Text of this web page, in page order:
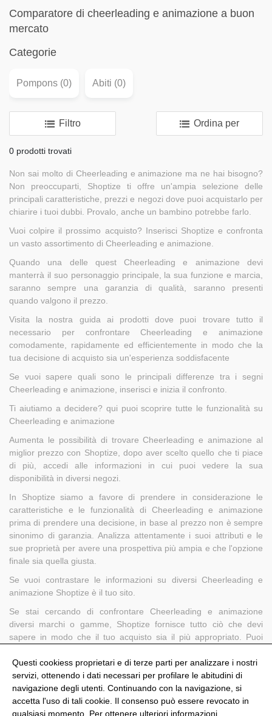
Comparatore di cheerleading e animazione a buon
mercato
Categorie
Pompons (0) Abiti (0)
Filtro Ordina per
0 prodotti trovati
Non sai molto di Cheerleading e animazione ma ne hai bisogno?
Non preoccuparti, Shoptize ti offre un'ampia selezione delle
principali caratteristiche, prezzi e negozi dove puoi acquistarlo per
chiarire i tuoi dubbi. Provalo, anche un bambino potrebbe farlo.
Vuoi colpire il prossimo acquisto? Inserisci Shoptize e confronta
un vasto assortimento di Cheerleading e animazione.
Quando una delle quest Cheerleading e animazione devi
manterrà il suo personaggio principale, la sua funzione e marcia,
saranno sempre una garanzia di qualità, saranno presenti
quando valgono il prezzo.
Visita la nostra guida ai prodotti dove puoi trovare tutto il
necessario per confrontare Cheerleading e animazione
comodamente, rapidamente ed efficientemente in modo che la
tua decisione di acquisto sia un'esperienza soddisfacente
Se vuoi sapere quali sono le principali differenze tra i segni
Cheerleading e animazione, inserisci e inizia il confronto.
Ti aiutiamo a decidere? qui puoi scoprire tutte le funzionalità su
Cheerleading e animazione
Aumenta le possibilità di trovare Cheerleading e animazione al
miglior prezzo con Shoptize, dopo aver scelto quello che ti piace
di più, accedi alle informazioni in cui puoi vedere la sua
disponibilità in diversi negozi.
In Shoptize siamo a favore di prendere in considerazione le
caratteristiche e le funzionalità di Cheerleading e animazione
prima di prendere una decisione, in base al prezzo non è sempre
sinonimo di garanzia. Analizza attentamente i suoi attributi e le
sue proprietà per avere una prospettiva più ampia e che l'opzione
finale sia quella giusta.
Se vuoi contrastare le informazioni su diversi Cheerleading e
animazione Shoptize è il tuo sito.
Se stai cercando di confrontare Cheerleading e animazione
diversi marchi o gamme, Shoptize fornisce tutto ciò che devi
sapere in modo che il tuo acquisto sia il più appropriato. Puoi
acquistare i prodotti. Decidere non è mai stato così facile.
Questi cookiess proprietari e di terze parti per analizzare i nostri
servizi, ottenendo i dati necessari per profilare le abitudini di
navigazione degli utenti. Continuando con la navigazione, si
accetta l'uso di tali cookie. Il consenso può essere revocato in
qualsiasi momento. Per ottenere ulteriori informazioni,